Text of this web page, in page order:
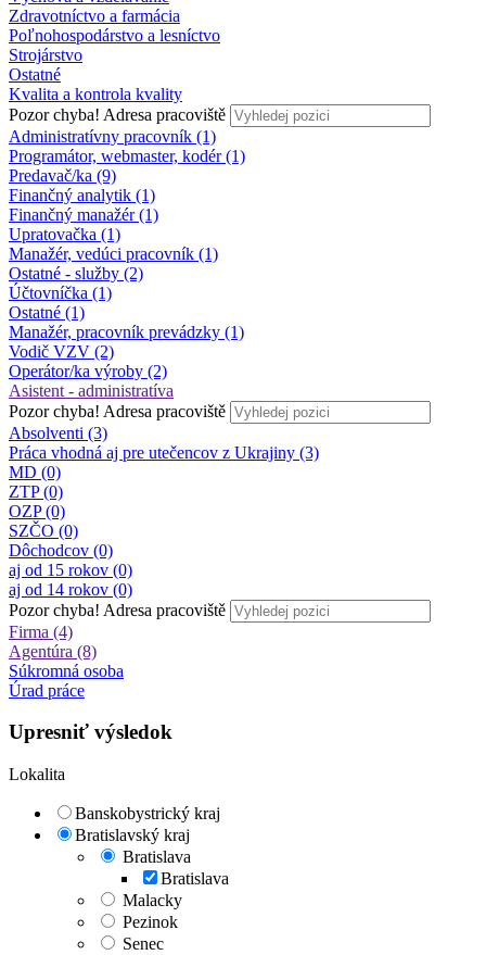
Zdravotníctvo a farmácia
Poľnohospodárstvo a lesníctvo
Strojárstvo
Ostatné
Kvalita a kontrola kvality
Pozor chyba! Adresa pracoviště
Administratívny pracovník (1)
Programátor, webmaster, kodér (1)
Predavač/ka (9)
Finančný analytik (1)
Finančný manažér (1)
Upratovačka (1)
Manažér, vedúci pracovník (1)
Ostatné - služby (2)
Účtovníčka (1)
Ostatné (1)
Manažér, pracovník prevádzky (1)
Vodič VZV (2)
Operátor/ka výroby (2)
Asistent - administratíva
Pozor chyba! Adresa pracoviště
Absolventi (3)
Práca vhodná aj pre utečencov z Ukrajiny (3)
MD (0)
ZTP (0)
OZP (0)
SZČO (0)
Dôchodcov (0)
aj od 15 rokov (0)
aj od 14 rokov (0)
Pozor chyba! Adresa pracoviště
Firma (4)
Agentúra (8)
Súkromná osoba
Úrad práce
Upresniť výsledok
Lokalita
Banskobystrický kraj
Bratislavský kraj
Bratislava
Bratislava
Malacky
Pezinok
Senec